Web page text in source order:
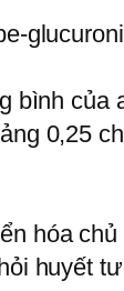
bình của
0,25
hóa
huyết